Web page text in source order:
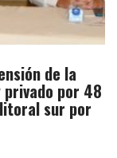
de la
por 48
sur por